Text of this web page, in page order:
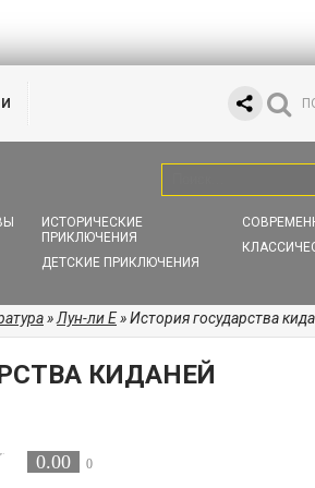
ИСТОРИЧЕСКИЕ
ПРИКЛЮЧЕНИЯ
ДЕТСКИЕ ПРИКЛЮЧЕНИЯ
»Лун-ли Е» История государства
КИДАНЕЙ
0.00 0